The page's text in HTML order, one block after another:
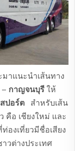
าแนะนำเส้นทาง
– กาญจนบุรี ให้
ปอร์ต
สำหรับเส้น
คือ เชียงใหม่ และ
งเที่ยวมีชื่อเสียง
วต่างประเทศ